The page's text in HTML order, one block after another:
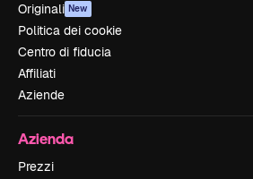
Originali New
Politica dei cookie
Centro di fiducia
Affiliati
Aziende
Azienda
Prezzi